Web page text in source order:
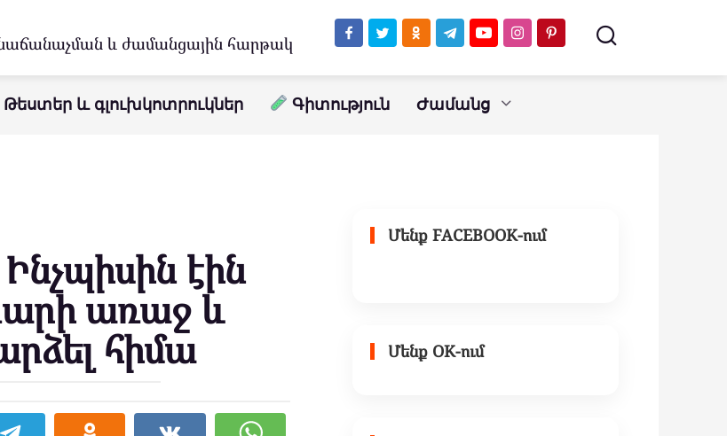
և ժամանցային հարթակ
Թեստեր և գլուխկոտրուկներ Գիտություն Ժամանց
էին
առաջ և
հիմա
Մենք FACEBOOK-ում
Մենք OK-ում